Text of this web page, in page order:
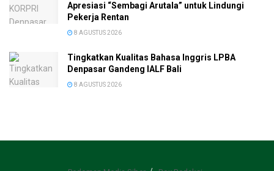
Apresiasi “Sembagi Arutala” untuk Lindungi
Pekerja Rentan
8 AGUSTUS 2026
Tingkatkan Kualitas Bahasa Inggris LPBA
Denpasar Gandeng IALF Bali
8 AGUSTUS 2026